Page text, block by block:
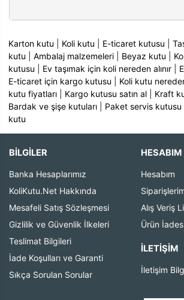
Karton kutu Koli kutu E-ticaret kutusu |
kutu |Ambalaj malzemeleri Beyaz kutu
kutusu
Ev taşımak için koli nereden alınır
E-ticaret için kargo kutusu
Koli kutu
kutu fiyatları
Kargo kutusu satın al Kraft
Bardak ve şişe kutuları
Paket servis kutusu
kutu
BİLGİLER
Banka Hesaplarımız
KoliKutu.Net Hakkında
Mesafeli Satış Sözleşmesi
Gizlilik ve Güvenlik İlkeleri
Teslimat Bilgileri
İade Koşulları ve Garanti
Sıkça Sorulan Sorular
HESABIM
Hesabım
Alış Veriş
Ürün
İLETIŞIM
İletişim